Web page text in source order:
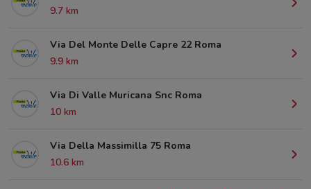
9.7 km
Via Del Monte Delle Capre 22 Roma
9.9 km
Via Di Valle Muricana Snc Roma
10 km
Via Della Massimilla 75 Roma
10.6 km